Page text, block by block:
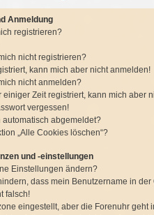
Anmeldung
registrieren?
nicht registrieren?
kann mich aber nicht anmelden!
nicht anmelden?
einiger Zeit registriert, kann mich aber
vergessen!
automatisch abgemeldet?
„Alle Cookies löschen“?
und -einstellungen
Einstellungen ändern?
dass mein Benutzername in
falsch!
eingestellt, aber die Forenuhr geht